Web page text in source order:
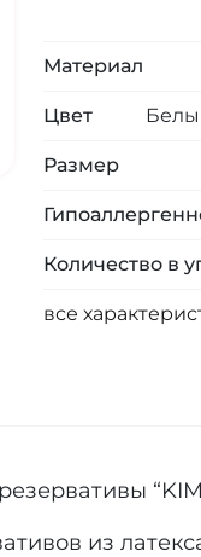
Материал
Цвет
Размер
Количество в
все
из